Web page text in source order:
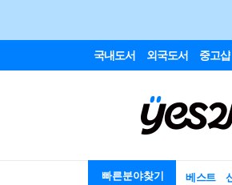
국내도서 외국도서 중고샵
빠른분야찾기 베스트